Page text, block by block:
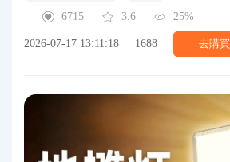
6715
3.6 25%
2026-07-17 13:11:18 1688 去購買